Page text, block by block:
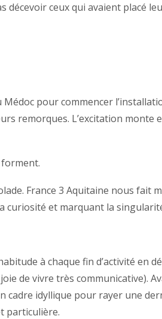
ceux qui avaient placé
pour commencer
remorques. L’excitation monte
France 3 Aquitaine nous fait
curiosité et marquant la
à chaque fin d’activité en
de vivre très communicative).
idyllique pour rayer une
particulière.